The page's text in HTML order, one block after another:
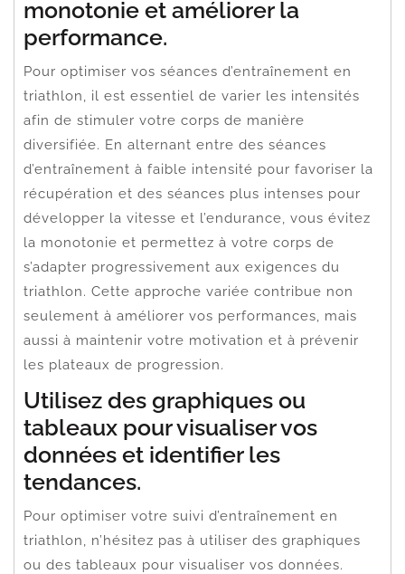
monotonie et améliorer la
performance.
Pour optimiser vos séances d’entraînement en
triathlon, il est essentiel de varier les intensités
afin de stimuler votre corps de manière
diversifiée. En alternant entre des séances
d’entraînement à faible intensité pour favoriser la
récupération et des séances plus intenses pour
développer la vitesse et l’endurance, vous évitez
la monotonie et permettez à votre corps de
s’adapter progressivement aux exigences du
triathlon. Cette approche variée contribue non
seulement à améliorer vos performances, mais
aussi à maintenir votre motivation et à prévenir
les plateaux de progression.
Utilisez des graphiques ou
tableaux pour visualiser vos
données et identifier les
tendances.
Pour optimiser votre suivi d’entraînement en
triathlon, n’hésitez pas à utiliser des graphiques
ou des tableaux pour visualiser vos données.